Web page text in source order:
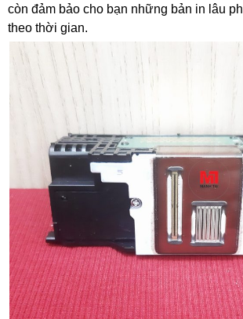
còn đảm bảo cho bạn những bản in lâu
theo thời gian.